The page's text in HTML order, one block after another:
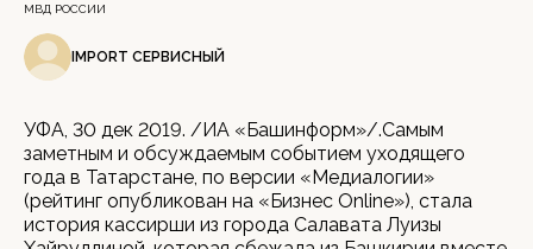
МВД РОССИИ
IMPORT СЕРВИСНЫЙ
УФА, 30 дек 2019. /ИА «Башинформ»/.Самым
заметным и обсуждаемым событием уходящего
года в Татарстане, по версии «Медиалогии»
(рейтинг опубликован на «Бизнес Online»), стала
история кассирши из города Салавата Луизы